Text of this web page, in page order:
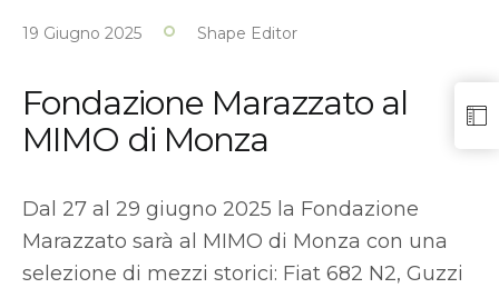
19 Giugno 2025 Shape Editor
Fondazione Marazzato al
MIMO di Monza
Dal 27 al 29 giugno 2025 la Fondazione
Marazzato sarà al MIMO di Monza con una
selezione di mezzi storici: Fiat 682 N2, Guzzi